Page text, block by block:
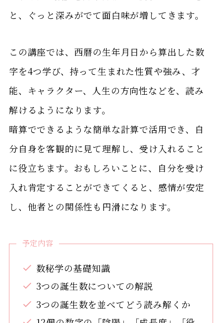
と、ぐっと深みがでて面白味が増してきます。
この講座では、西暦の生年月日から算出した数
字を4つ学び、持って生まれた性質や強み、才
能、キャラクター、人生の方向性などを、読み
解けるようになります。
暗算でできるような簡単な計算で活用でき、自
分自身を客観的に見て理解し、受け入れること
に役立ちます。おもしろいことに、自分を受け
入れ肯定することができてくると、感情が安定
し、他者との関係性も円滑になります。
予定内容
数秘学の基礎知識
3つの誕生数についての解説
3つの誕生数を並べてどう読み解くか